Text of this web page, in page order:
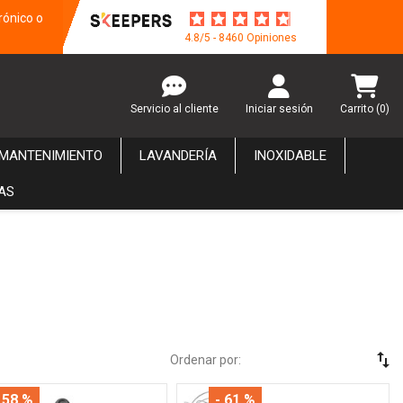
o
4.8/5 - 8460 Opiniones
Servicio al cliente Iniciar sesión Carrito (0)
LAVANDERÍA INOXIDABLE
Ordenar por: swap_vert